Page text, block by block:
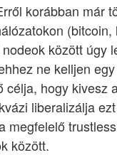
korábban már
között úgy
ne kelljen
célja, hogy kivesz
liberalizálja
megfelelő
között.